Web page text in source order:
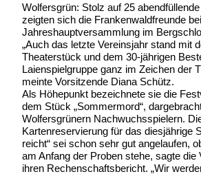
Wolfersgrün: Stolz auf 25
zeigten sich die Frankenwaldfreunde
Jahreshauptversammlung im
„Auch das letzte Vereinsjahr stand mit
Theaterstück und dem 30-jährigen
Laienspielgruppe ganz im Zeichen der
meinte Vorsitzende Diana Schütz.
Als Höhepunkt bezeichnete sie die
dem Stück „Sommermord“,
Wolfersgrünern Nachwuchsspielern.
Kartenreservierung für das diesjährige
reicht“ sei schon sehr gut angelaufen,
am Anfang der Proben stehe, sagte die
ihren Rechenschaftsbericht. „Wir